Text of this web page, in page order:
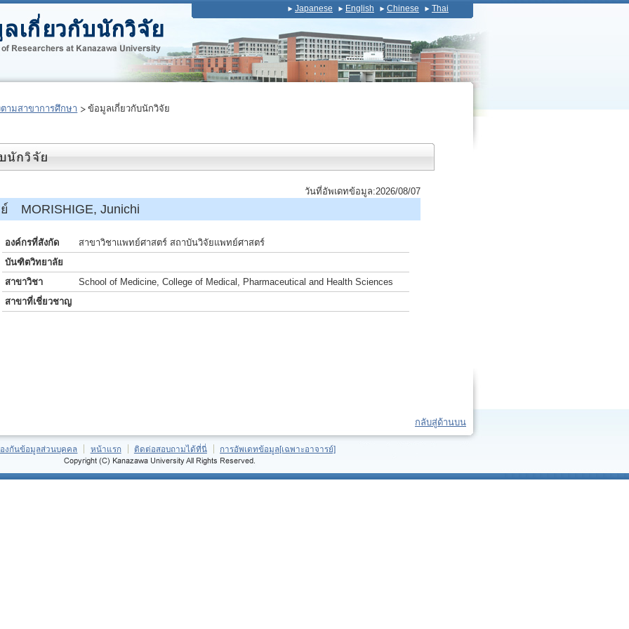
Japanese English Chinese Thai
ามสาขาการศึกษา ข้อมูลเกี่ยวกับนักวิจัย
วันที่อัพเดทข้อมูล:2026/08/07
MORISHIGE, Junichi
องค์กรที่สังกัด
สาขาวิชาแพทย์ศาสตร์ สถาบันวิจัยแพทย์ศาสตร์
บันฑิตวิทยาลัย
สาขาวิชา
School of Medicine, College of Medical, Pharmaceutical and Health Sciences
สาขาที่เชี่ยวชาญ
กลับสู่ด้านบน
งกันข้อมูลส่วนบุคคล หน้าแรก ติดต่อสอบถามได้ที่นี่ การอัพเดทข้อมูล[เฉพาะอาจารย์]